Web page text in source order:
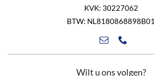
KVK: 30227062
BTW: NL8180868898B01
Wilt u ons volgen?